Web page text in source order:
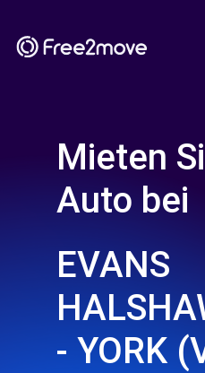
Mieten
Auto bei
EVANS
- YORK